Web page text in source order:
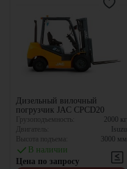
Дизельный вилочный
погрузчик JAC CPCD20
Грузоподъемность: 2000 кг
Двигатель:
Isuzu
Высота подъема:
3000 мм
В наличии
Цена по запросу